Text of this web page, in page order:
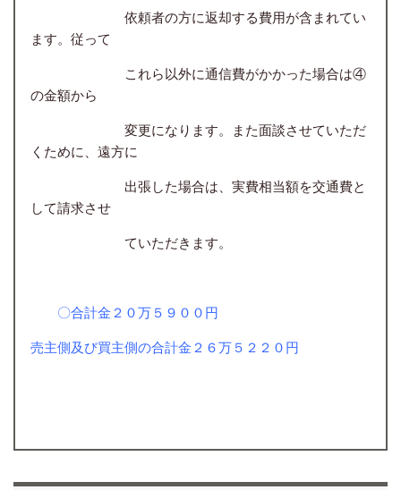
依頼者の方に返却する費用が含まれてい
ます。従って
これら以外に通信費がかかった場合は④
の金額から
変更になります。また面談させていただ
くために、遠方に
出張した場合は、実費相当額を交通費と
して請求させ
ていただきます。
〇合計金２０万５９００円
売主側及び買主側の合計金２６万５２２０ 円